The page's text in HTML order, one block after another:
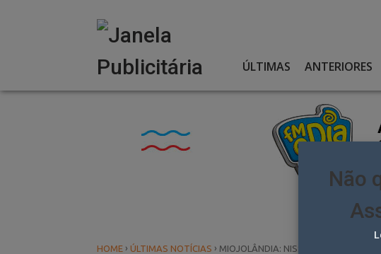
ÚLTIMAS ANTERIORES
HOME › ÚLTIMAS NOTÍCIAS › MIOJOLÂNDIA: NISSIN INAUGURA
Não